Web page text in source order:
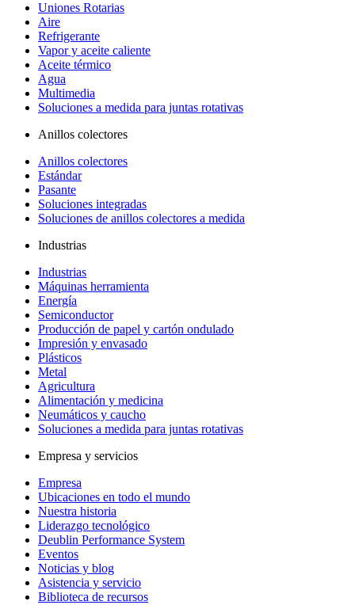
Uniones Rotarias
Aire
Refrigerante
Vapor y aceite caliente
Aceite térmico
Agua
Multimedia
Soluciones a medida para juntas rotativas
Anillos colectores
Anillos colectores
Estándar
Pasante
Soluciones integradas
Soluciones de anillos colectores a medida
Industrias
Industrias
Máquinas herramienta
Energía
Semiconductor
Producción de papel y cartón ondulado
Impresión y envasado
Plásticos
Metal
Agricultura
Alimentación y medicina
Neumáticos y caucho
Soluciones a medida para juntas rotativas
Empresa y servicios
Empresa
Ubicaciones en todo el mundo
Nuestra historia
Liderazgo tecnológico
Deublin Performance System
Eventos
Noticias y blog
Asistencia y servicio
Biblioteca de recursos